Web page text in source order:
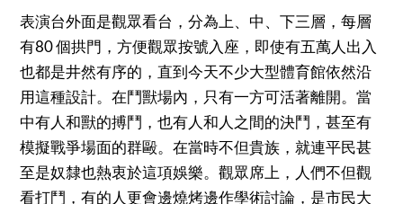
表演台外面是觀眾看台，分為上、中、下三層，每層
有80 個拱門，方便觀眾按號入座，即使有五萬人出入
也都是井然有序的，直到今天不少大型體育館依然沿
用這種設計。在鬥獸場內，只有一方可活著離開。當
中有人和獸的搏鬥，也有人和人之間的決鬥，甚至有
模擬戰爭場面的群毆。在當時不但貴族，就連平民甚
至是奴隸也熱衷於這項娛樂。觀眾席上，人們不但觀
看打鬥，有的人更會邊燒烤邊作學術討論，是市民大